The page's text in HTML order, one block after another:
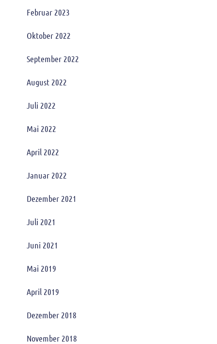
Februar 2023
Oktober 2022
September 2022
August 2022
Juli 2022
Mai 2022
April 2022
Januar 2022
Dezember 2021
Juli 2021
Juni 2021
Mai 2019
April 2019
Dezember 2018
November 2018